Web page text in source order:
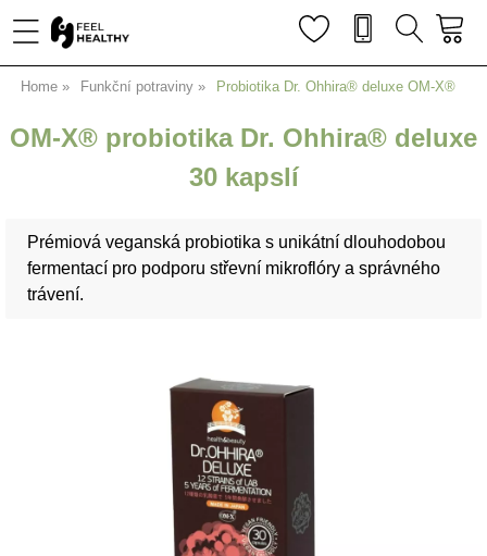
Home Funkční potraviny Probiotika Dr. Ohhira® deluxe OM-X®
OM-X® probiotika Dr. Ohhira® deluxe
30 kapslí
Prémiová veganská probiotika s unikátní dlouhodobou
fermentací pro podporu střevní mikroflóry a správného
trávení.